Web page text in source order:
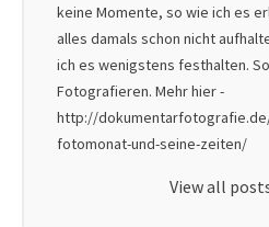
keine Momente, so wie ich es
alles damals schon nicht
ich es wenigstens festhalten.
Fotografieren. Mehr hier -
http://
fotomonat-und-seine-zeiten/
View all